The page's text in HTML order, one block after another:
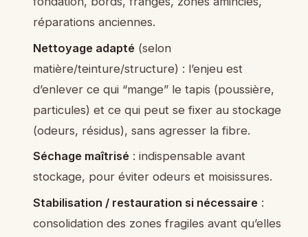
réparations anciennes.
Nettoyage adapté(selon
matière/teinture/structure) : l’enjeu est
d’enlever ce qui “mange” le tapis (poussière,
particules) et ce qui peut se fixer au stockage
(odeurs, résidus), sans agresser la fibre.
Séchage maîtrisé: indispensable avant
stockage, pour éviter odeurs et moisissures.
Stabilisation / restauration si nécessaire:
consolidation des zones fragiles avant qu’elles